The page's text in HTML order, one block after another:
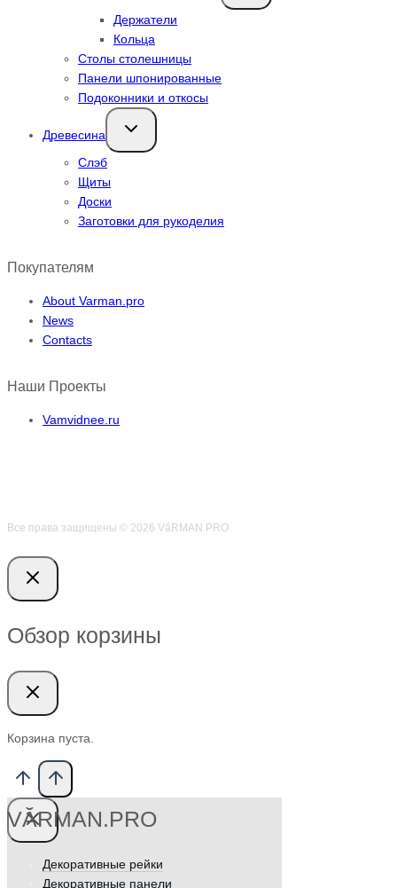
Держатели
Кольца
Столы столешницы
Панели шпонированные
Подоконники и откосы
Древесина
Переключить
дочернее
Слэб
Щиты
Доски
Заготовки для рукоделия
Покупателям
About Varman.pro
News
Contacts
Наши Проекты
Vamvidnee.ru
Все права защищены © 2026 VӑRMAN.PRO
Обзор корзины
Корзина пуста.
VӐRMAN.PRO
Декоративные рейки
Декоративные панели